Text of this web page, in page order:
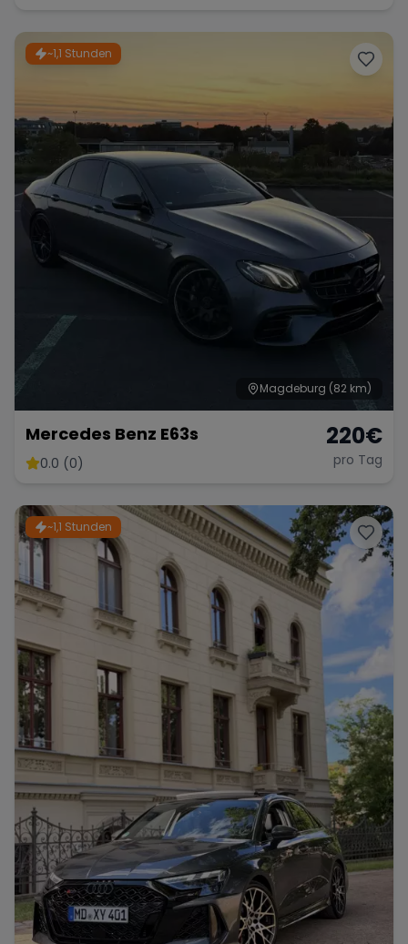
~1,1 Stunden
Magdeburg (82 km)
Mercedes Benz E63s
0.0 (0)
220€
pro Tag
~1,1 Stunden